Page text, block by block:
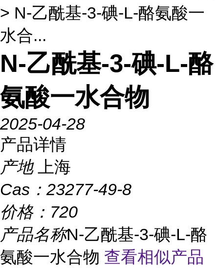
> N-乙酰基-3-碘-L-酪氨酸一
水合...
N-乙酰基-3-碘-L-酪
氨酸一水合物
2025-04-28
产品详情
产地
上海
Cas： 23277-49-8
价格： 720
产品名称N-乙酰基-3-碘-L-酪
氨酸一水合物 查看相似产品